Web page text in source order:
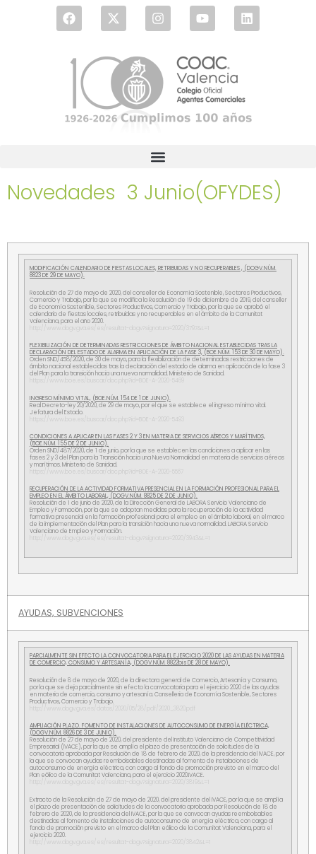
Novedades 3 Junio(OFYDES)
MODIFICACIÓN CALENDARIO DE FIESTAS LOCALES, RETRIBUIDAS Y NO RECUPERABLES , (DOGV.NÚM.
8823 DE 29 DE MAYO).
Resolución de 27 de mayo de 2020, del conseller de Economía Sostenible, Sectores Productivos,
Comercio y Trabajo, por la que se modifica la Resolución de 19 de diciembre de 2019, del conseller
de Economía Sostenible, Sectores Productivos, Comercio y Trabajo, por la que se aprobó el
calendario de fiestas locales, retribuidas y no recuperables en el ámbito de la Comunitat
Valenciana, para el año 2020.
http://www.dogv.gva.es/es/resultat-dogv?signatura=2020/3797&L=1
FLEXIBILIZACIÓN DE DETERMINADAS RESTRICCIONES DE ÁMBITO NACIONAL ESTABLECIDAS TRAS LA
DECLARACIÓN DEL ESTADO DE ALARMA EN APLICACIÓN DE LA FASE 3, (BOE.NÚM. 153 DE 30 DE MAYO).
Orden SND/458/2020, de 30 de mayo, para la flexibilización de determinadas restricciones de
ámbito nacional establecidas tras la declaración del estado de alarma en aplicación de la fase 3
del Plan para la transición hacia una nueva normalidad. Ministerio de Sanidad.
https://www.boe.es/buscar/doc.php?id=BOE-A-2020-5469
INGRESO MÍNIMO VITAL, (BOE.NÚM. 154 DE 1 DE JUNIO).
Real Decreto-ley 20/2020, de 29 de mayo, por el que se establece el ingreso mínimo vital.
Jefatura del Estado.
https://www.boe.es/buscar/doc.php?id=BOE-A-2020-5493
CONDICIONES A APLICAR EN LAS FASES 2 Y 3 EN MATERIA DE SERVICIOS AÉREOS Y MARÍTIMOS,
(BOE.NÚM. 155 DE 2 DE JUNIO).
Orden SND/487/2020, de 1 de junio, por la que se establecen las condiciones a aplicar en las
fases 2 y 3 del Plan para la Transición hacia una Nueva Normalidad en materia de servicios aéreos
y marítimos. Ministerio de Sanidad.
https://www.boe.es/buscar/doc.php?id=BOE-A-2020-5567
RECUPERACIÓN DE LA ACTIVIDAD FORMATIVA PRESENCIAL EN LA FORMACIÓN PROFESIONAL PARA EL
EMPLEO EN EL ÁMBITO LABORAL, (DOGV.NÚM. 8825 DE 2 DE JUNIO).
Resolución de 1 de junio de 2020, de la Dirección General de LABORA Servicio Valenciano de
Empleo y Formación, por la que se adoptan medidas para la recuperación de la actividad
formativa presencial en la formación profesional para el empleo en el ámbito laboral, en el marco
de la implementación del Plan para la transición hacia una nueva normalidad. LABORA Servicio
Valenciano de Empleo y Formación.
http://www.dogv.gva.es/es/resultat-dogv?signatura=2020/3943&L=1
AYUDAS, SUBVENCIONES
PARCIALMENTE SIN EFECTO LA CONVOCATORIA PARA EL EJERCICIO 2020 DE LAS AYUDAS EN MATERIA
DE COMERCIO, CONSUMO Y ARTESANÍA, (DOGV.NÚM. 8822bis DE 28 DE MAYO).
Resolución de 8 de mayo de 2020, de la directora general de Comercio, Artesanía y Consumo,
por la que se deja parcialmente sin efecto la convocatoria para el ejercicio 2020 de las ayudas
en materia de comercio, consumo y artesanía. Conselleria de Economía Sostenible, Sectores
Productivos, Comercio y Trabajo.
http://www.dogv.gva.es/datos/2020/05/28/pdf/2020_3820.pdf
AMPLIACIÓN PLAZO. FOMENTO DE INSTALACIONES DE AUTOCONSUMO DE ENERGÍA ELÉCTRICA,
(DOGV.NÚM. 8826 DE 3 DE JUNIO).
Resolución de 27 de mayo de 2020, del presidente del Instituto Valenciano de Competitividad
Empresarial (IVACE), por la que se amplía el plazo de presentación de solicitudes de la
convocatoria aprobada por Resolución de 18 de febrero de 2020, de la presidencia del IVACE, por
la que se convocan ayudas reembolsables destinadas al fomento de instalaciones de
autoconsumo de energía eléctrica, con cargo al fondo de promoción previsto en el marco del
Plan eólico de la Comunitat Valenciana, para el ejercicio 2020.IVACE.
http://www.dogv.gva.es/es/resultat-dogv?signatura=2020/3819&L=1
Extracto de la Resolución de 27 de mayo de 2020, del presidente del IVACE, por la que se amplía
el plazo de presentación de solicitudes de la convocatoria aprobada por Resolución de 18 de
febrero de 2020, de la presidencia del IVACE, por la que se convocan ayudas reembolsables
destinadas al fomento de instalaciones de autoconsumo de energía eléctrica, con cargo al
fondo de promoción previsto en el marco del Plan eólico de la Comunitat Valenciana, para el
ejercicio 2020.
http://www.dogv.gva.es/es/resultat-dogv?signatura=2020/3842&L=1